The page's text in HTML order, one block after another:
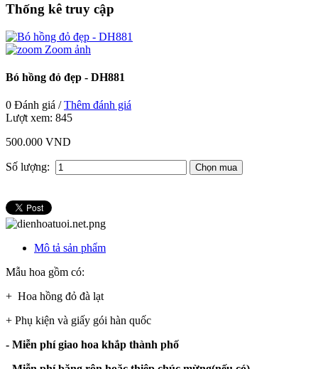
Thống kê truy cập
Zoom ảnh
Bó hồng đỏ đẹp - DH881
0 Đánh giá /Thêm đánh giá
Lượt xem: 845
500.000 VND
Số lượng:
Mô tả sản phẩm
Mẫu hoa gồm có:
+ Hoa hồng đỏ đà lạt
+ Phụ kiện và giấy gói hàn quốc
- Miễn phí giao hoa khắp thành phố